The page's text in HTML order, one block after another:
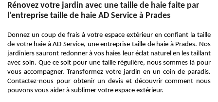
Rénovez votre jardin avec une taille de haie faite par
l'entreprise taille de haie AD Service à Prades
Donnez un coup de frais à votre espace extérieur en confiant la taille
de votre haie à AD Service, une entreprise taille de haie à Prades. Nos
jardiniers sauront redonner à vos haies leur éclat naturel en les taillant
avec soin. Que ce soit pour une taille régulière, nous sommes là pour
vous accompagner. Transformez votre jardin en un coin de paradis.
Contactez-nous pour obtenir un devis et découvrir comment nous
pouvons vous aider à sublimer votre espace extérieur.